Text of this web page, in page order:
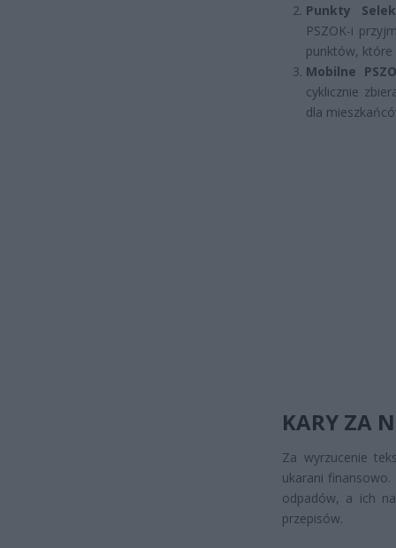
Punkty
PSZOK-i
punktów, które
Mobilne
cyklicznie
dla
KARY ZA
Za wyrzucenie
ukarani
odpadów, a ich
przepisów.